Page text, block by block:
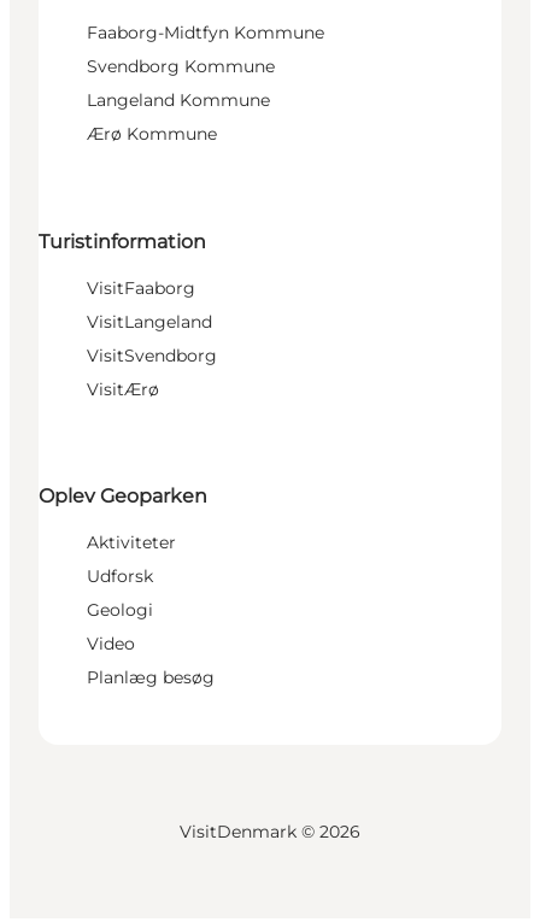
Faaborg-Midtfyn Kommune
Svendborg Kommune
Langeland Kommune
Ærø Kommune
Turistinformation
VisitFaaborg
VisitLangeland
VisitSvendborg
VisitÆrø
Oplev Geoparken
Aktiviteter
Udforsk
Geologi
Video
Planlæg besøg
VisitDenmark © 2026